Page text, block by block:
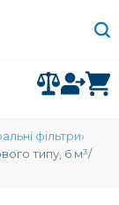
фільтри
типу, 6 м³/